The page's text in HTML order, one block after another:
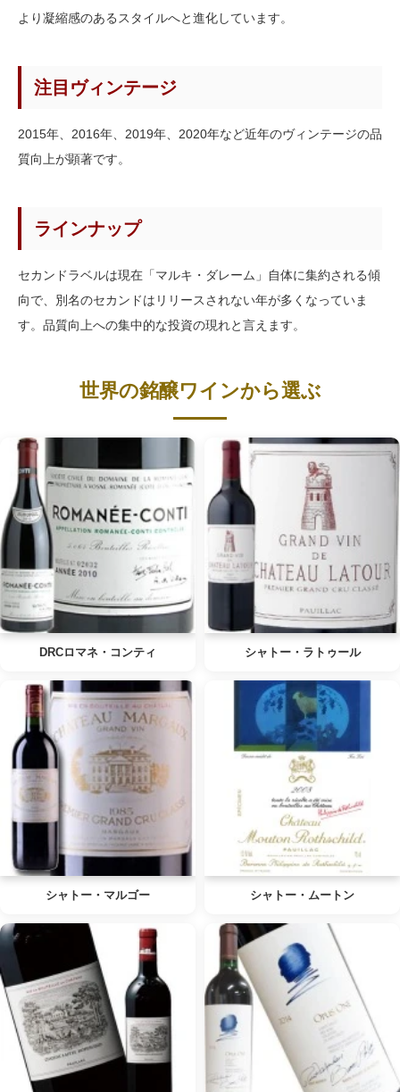
より凝縮感のあるスタイルへと進化しています。
注目ヴィンテージ
2015年、2016年、2019年、2020年など近年のヴィンテージの品
質向上が顕著です。
ラインナップ
セカンドラベルは現在「マルキ・ダレーム」自体に集約される傾
向で、別名のセカンドはリリースされない年が多くなっていま
す。品質向上への集中的な投資の現れと言えます。
世界の銘醸ワインから選ぶ
DRCロマネ・コンティ シャトー・ラトゥール
シャトー・マルゴー シャトー・ムートン